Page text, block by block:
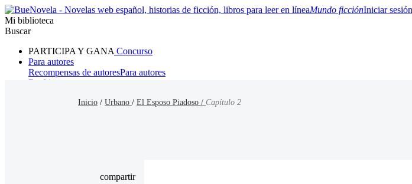
Mundo ficciónIniciar sesión
Mi biblioteca
Buscar
PARTICIPA Y GANA Concurso
Para autores
Recompensas de autoresPara autores
Ranking
Inicio / Urbano / El Esposo Piadoso / Capítulo 2
compartir